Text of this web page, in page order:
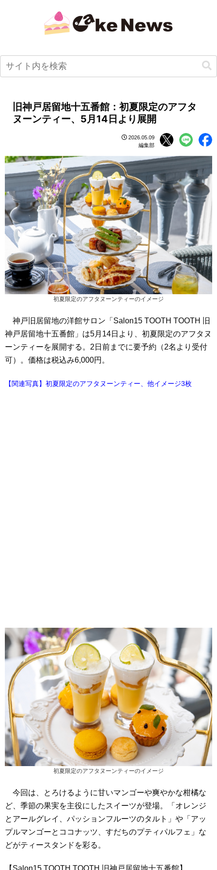
旧神戸居留地十五番館：初夏限定のアフタ
ヌーンティー、5月14日より展開
2026.05.09
編集部
初夏限定のアフタヌーンティーのイメージ
神戸旧居留地の洋館サロン「Salon15 TOOTH TOOTH 旧
神戸居留地十五番館」は5月14日より、初夏限定のアフタヌ
ーンティーを展開する。2日前までに要予約（2名より受付
可）。価格は税込み6,000円。
【関連写真】初夏限定のアフタヌーンティー、他イメージ3枚
初夏限定のアフタヌーンティーのイメージ
今回は、とろけるように甘いマンゴーや爽やかな柑橘な
ど、季節の果実を主役にしたスイーツが登場。「オレンジ
とアールグレイ、パッションフルーツのタルト」や「アッ
プルマンゴーとココナッツ、すだちのプティパルフェ」な
どがティースタンドを彩る。
【Salon15 TOOTH TOOTH 旧神戸居留地十五番館】